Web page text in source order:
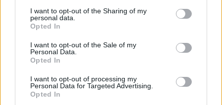
not limited to your visit or usage behaviour. You may click to
grant or deny consent to Google and its third-party tags to
use your data for below specified purposes in below Google
consent section.
I want to opt-out of the Sharing of my
personal data.
Opted In
I want to opt-out of the Sale of my
Personal Data.
Opted In
I want to opt-out of processing my
Personal Data for Targeted Advertising.
Opted In
Άρση Βαρών
Γιώργος Τσακίρης
Μιχάλης Τσαμπάς
Παναθηναϊκός
Άρης
ΟΦΗ
#GiatonAlki
Η μητρότητα στον πάγκο
Wyscout Analysis
InStat Analysis
Μεγάλη μου Αγάπη
Μια Ιστορία από την Πόλη
ΖΩΝΤΑΝΑ